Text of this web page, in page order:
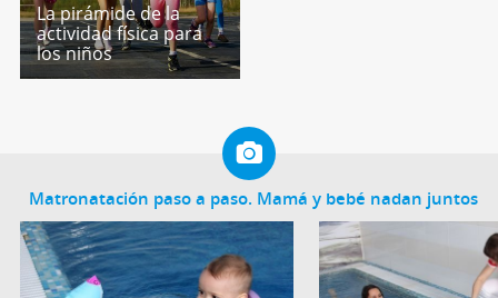
La pirámide de la
actividad física para
los niños
Matronatación paso a paso. Mamá y bebé nadan juntos